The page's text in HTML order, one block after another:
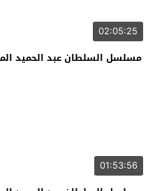
02:05:25
مسلسل السلطان عبد الحميد
01:53:56